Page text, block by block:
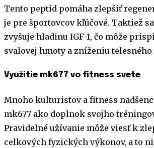
Tento peptid pomáha zlepšiť
je pre športovcov kľúčové. Taktiež sa
zvyšuje hladinu IGF-1, čo môže
svalovej hmoty a zníženiu telesného
Využitie mk677 vo fitness svete
Mnoho kulturistov a fitness
mk677 ako doplnok svojho
Pravidelné užívanie môže viesť k
celkových fyzických výkonov, a to